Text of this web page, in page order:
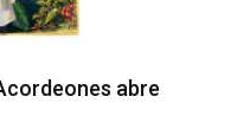
‘Capital